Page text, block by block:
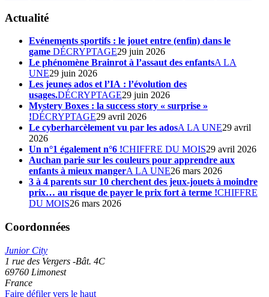
Actualité
Evénements sportifs : le jouet entre (enfin) dans le
game DÉCRYPTAGE29 juin 2026
Le phénomène Brainrot à l’assaut des enfantsA LA
UNE29 juin 2026
Les jeunes ados et l’IA : l’évolution des
usages.DÉCRYPTAGE29 juin 2026
Mystery Boxes : la success story « surprise »
!DÉCRYPTAGE29 avril 2026
Le cyberharcèlement vu par les adosA LA UNE29 avril
2026
Un n°1 également n°6 !CHIFFRE DU MOIS29 avril 2026
Auchan parie sur les couleurs pour apprendre aux
enfants à mieux mangerA LA UNE26 mars 2026
3 à 4 parents sur 10 cherchent des jeux-jouets à moindre
prix… au risque de payer le prix fort à terme !CHIFFRE
DU MOIS26 mars 2026
Coordonnées
Junior City
1 rue des Vergers -Bât. 4C
69760 Limonest
France
Faire défiler vers le haut